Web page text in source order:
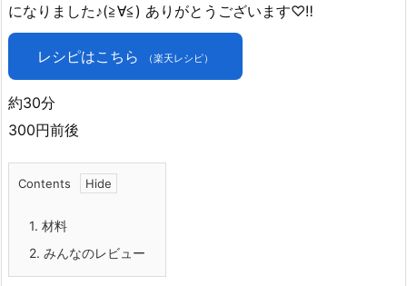
になりました♪(≧∀≦) ありがとうございます♡‼
レシピはこちら （楽天レシピ）
約30分
300円前後
Contents
1. 材料
2. みんなのレビュー